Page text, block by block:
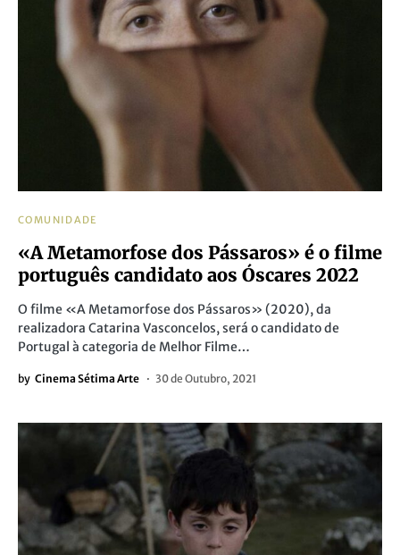
COMUNIDADE
«A Metamorfose dos Pássaros» é o filme
português candidato aos Óscares 2022
O filme «A Metamorfose dos Pássaros» (2020), da
realizadora Catarina Vasconcelos, será o candidato de
Portugal à categoria de Melhor Filme…
by Cinema Sétima Arte 30 de Outubro, 2021